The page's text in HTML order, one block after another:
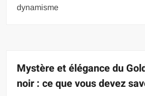
dynamisme
Mystère et élégance du
noir : ce que vous devez